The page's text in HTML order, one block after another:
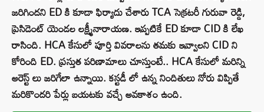
జరిగిందని ED కి కూడా ఫిర్యాదు చేశారు TCA సెక్రటరీ గురువా రెడ్డి,
ప్రెసిడెంట్ యెండల లక్ష్మీనారాయణ. ఇప్పటికే ED కూడా CID కి లేఖ
రాసింది. HCA కేసులో పూర్తి వివరాలను తమకు ఇవ్వాలని CID ని
కోరింది ED. ప్రస్తుత పరిణామాలు చూస్తుంటే.. HCA కేసులో మరిన్ని
అరెస్ట్ లు జరిగేలా ఉన్నాయి. కస్టడీ లో ఉన్న నిందితులు నోరు విప్పితే
మరికొందరి పేర్లు బయటకు వచ్చే అవకాశం ఉంది.